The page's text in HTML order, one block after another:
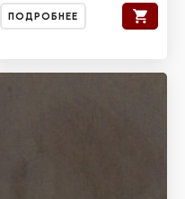
ПОДРОБНЕЕ